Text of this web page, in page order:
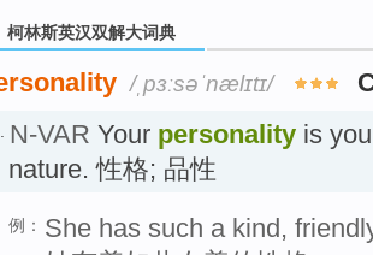
柯林斯英汉双解大词典
/ˌpɜːsəˈnælɪtɪ/
N-VAR Your personality is
nature. 性格; 品性
例： She has such a kind,